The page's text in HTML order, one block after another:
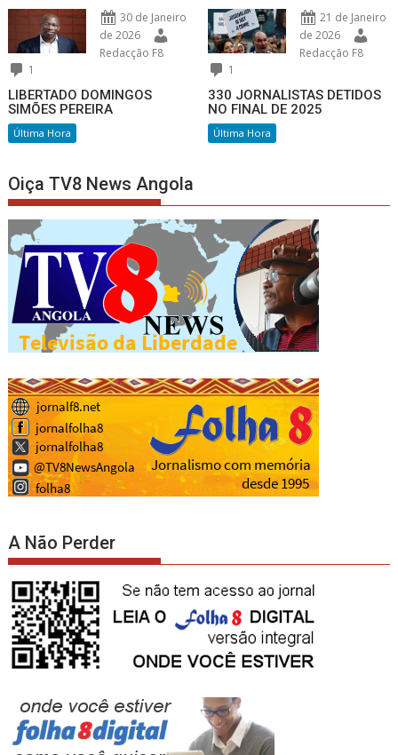
30 de Janeiro
de 2026
Redacção F8
1
LIBERTADO DOMINGOS
SIMÕES PEREIRA
Última Hora
21 de Janeiro
de 2026
Redacção F8
1
330 JORNALISTAS DETIDOS
NO FINAL DE 2025
Última Hora
Oiça TV8 News Angola
A Não Perder